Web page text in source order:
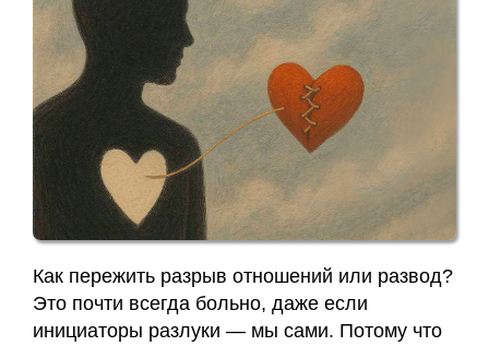
Заявка
Приём
кинезиолога
Приём
кинезиолога
Галины
Акулич
–
отзывы
Как пережить разрыв отношений или развод?
Это почти всегда больно, даже если
инициаторы разлуки — мы сами. Потому что